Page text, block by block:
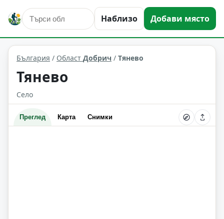
Наблизо Добави място
Тянево Област: Добрич
България / Област Добрич / Тянево
Тянево
Село
Преглед Карта Снимки